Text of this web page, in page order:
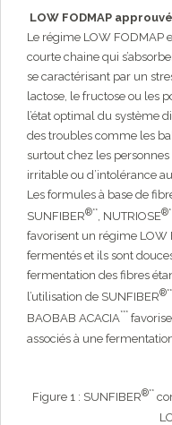
LOW FODMAP approuvé
Le régime LOW FODMAP
courte chaine qui
se caractérisant par un
lactose, le fructose ou les
l’état optimal du système
des troubles comme les
surtout chez les
irritable ou d’intolérance
Les formules à base de
SUNFIBER®**, NUTRIOSE®*
favorisent un régime LOW
fermentés et ils sont
fermentation des fibres
l’utilisation de SUNFIBER®**
BAOBAB ACACIA***
associés à une
Figure 1 : SUNFIBER®**